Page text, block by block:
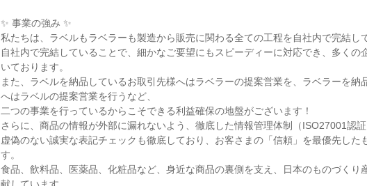
✨ 事業の強み ✨
私たちは、ラベルもラベラーも製造から販売に関わる全ての工程を自社内で完結し
自社内で完結していることで、細かなご要望にもスピーディーに対応でき、多くの
いております。
また、ラベルを納品しているお取引先様へはラベラーの提案営業を、ラベラーを納
へはラベルの提案営業を行うなど、
二つの事業を行っているからこそできる利益確保の地盤がございます！
さらに、商品の情報が外部に漏れないよう、徹底した情報管理体制（ISO27001認証
虚偽のない誠実な表記チェックも徹底しており、お客さまの「信頼」を最優先した
す。
食品、飲料品、医薬品、化粧品など、身近な商品の裏側を支え、日本のものづくり